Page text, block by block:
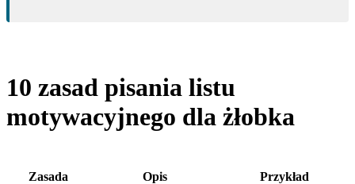
10 zasad pisania listu
motywacyjnego dla żłobka
Zasada Opis Przykład